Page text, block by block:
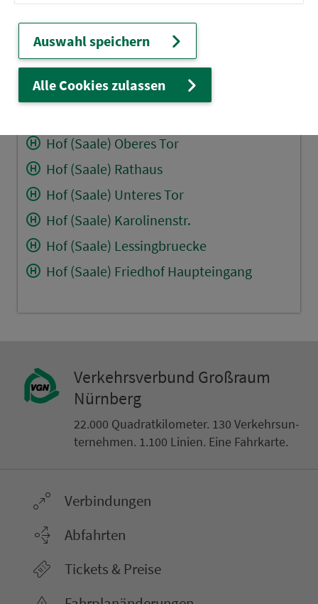
Hof (Saale) Theresienstr.
Hof (Saale) Bergstr.
Hof (Saale) Bismarckstr.
Hof (Saale) Oberes Tor
Hof (Saale) Rathaus
Hof (Saale) Unteres Tor
Hof (Saale) Karolinenstr.
Hof (Saale) Lessingbruecke
Hof (Saale) Friedhof Haupteingang
Ver­kehrs­ver­bund Groß­raum
Nürn­berg
22.000 Qua­drat­ki­lo­me­ter. 130 Ver­kehrs­un­
ter­neh­men. 1.100 Linien. Eine Fahr­kar­te.
Ver­bin­dungen
Abfahrten
Tickets & Preise
Auswahl speichern
Alle Cookies zulassen